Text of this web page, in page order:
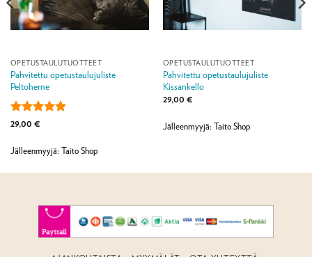
OPETUSTAULUTUOTTEET
Pahvitettu opetustaulujuliste
Peltoherne
Arvostelu
/ 5
29,00 €
Jälleenmyyjä: Taito Shop
OPETUSTAULUTUOTTEET
Pahvitettu opetustaulujuliste
Kissankello
29,00 €
Jälleenmyyjä: Taito Shop